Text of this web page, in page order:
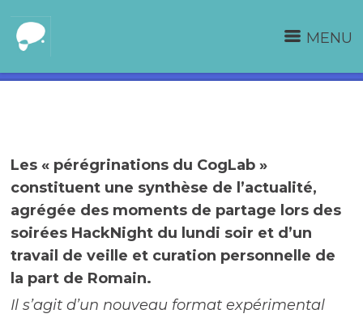
MENU
Les « pérégrinations du CogLab »
constituent une synthèse de l’actualité,
agrégée des moments de partage lors des
soirées HackNight du lundi soir et d’un
travail de veille et curation personnelle de
la part de Romain.
Il s’agit d’un nouveau format expérimental